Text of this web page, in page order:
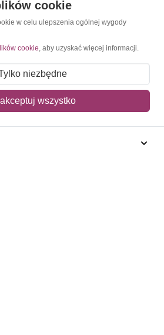
cookie
w celu ulepszenia ogólnej wygody
cookie, aby uzyskać więcej informacji.
niezbędne
wszystko